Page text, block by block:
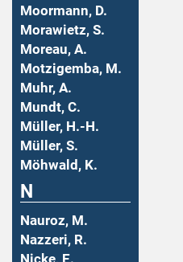
Moormann, D.
Morawietz, S.
Moreau, A.
Motzigemba, M.
Muhr, A.
Mundt, C.
Müller, H.-H.
Müller, S.
Möhwald, K.
N
Nauroz, M.
Nazzeri, R.
Nicke, E.